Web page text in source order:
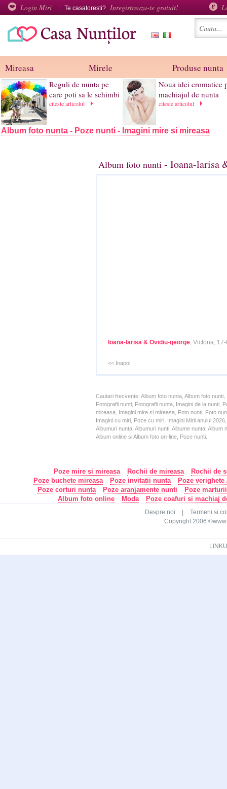
Login Miri Te casatoresti? Inregistreaza-te gratuit!
Mireasa Mirele Produse nunta
Reguli de nunta pe
care poti sa le schimbi
citeste articolul
Noua idei cromatice
machiajul de nunta
citeste articolul
Album foto nunta - Poze nunti - Imagini mire si mireasa
Album foto nunti - Ioana-larisa
Ioana-larisa & Ovidiu-george, Victoria,
<< Inapoi
Cautari frecvente: Album foto nunta, Album foto
Fotografii nunti, Fotografii nunta, Imagini de la nunti,
mireasa, Imagini mire si mireasa, Foto nunti, Foto
Imagini cu miri, Poze cu miri, Imagini Mirii anului
Albumuri nunta, Albumuri nunti, Albume nunta,
Album online si Album foto on-line, Poze nunti.
Poze mire si mireasa Rochii de mireasa
Rochii de
Poze buchete mireasa
Poze invitatii nunta
Poze
Poze corturi nunta
Poze aranjamente nunti
Poze
Album foto online
Moda Poze coafuri si machiaj
Despre noi
Termeni si
Copyright 2006